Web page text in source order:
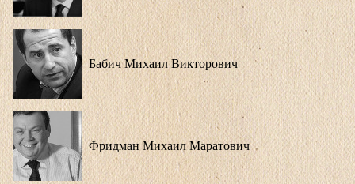
Бабич Михаил Викторович
Фридман Михаил Маратович